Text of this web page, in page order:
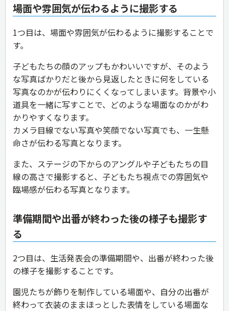
場面や雰囲気が伝わるように撮影する
1つ目は、場面や雰囲気が伝わるように撮影することで
す。
子どもたちの顔のアップもかわいいですが、そのよう
な写真ばかりだと後から見返したときに何をしている
写真なのかが伝わりにくくなってしまいます。背景や小
道具を一緒に写すことで、どのような場面なのかがわ
かりやすくなります。
カメラ目線でない写真や笑顔でない写真でも、一生懸
命さが伝わる写真となります。
また、ステージの下からのアングルや子どもたちの目
線の高さで撮影すると、子どもたち視点での雰囲気や
臨場感が伝わる写真となります。
準備期間や出番が終わった後の様子も撮影す
る
2つ目は、生活発表会の準備期間や、出番が終わった後
の様子を撮影することです。
園児たちが飾りを制作している場面や、自分の出番が
終わって衣装のままほっとした表情をしている場面な